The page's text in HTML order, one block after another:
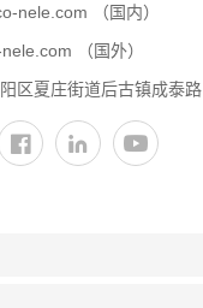
nele.com （国内）
（国外）
区夏庄街道后古镇成泰路